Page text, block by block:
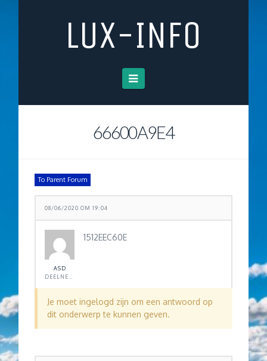
LUX-INFO
Navigation
66600A9E4
To Parent Forum
08/06/2020 OM 19:04
ASD
1512EEC60E
Je moet ingelogd zijn om een antwoord op
dit onderwerp te kunnen geven.